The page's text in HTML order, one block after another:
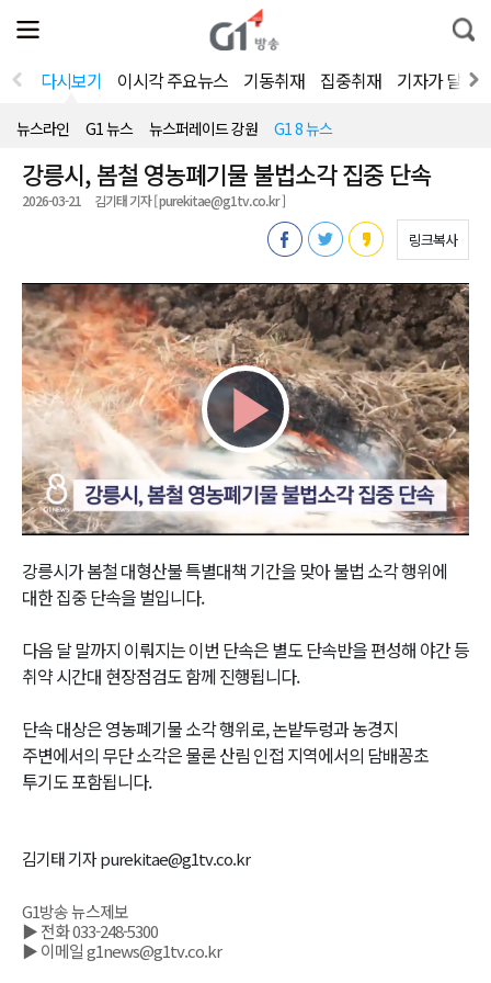
전
체
뉴
열
통
합
색
다시보기 이시각 주요뉴스 기동취재 집중취재 기자가 달려
뉴스라인 G1 뉴스 뉴스퍼레이드 강원 G1 8 뉴스
강릉시, 봄철 영농폐기물 불법소각 집중 단속
2026-03-21 김기태 기자 [ purekitae@g1tv.co.kr ]
링크복사
Play
Video
강릉시가 봄철 대형산불 특별대책 기간을 맞아 불법 소각 행위에
대한 집중 단속을 벌입니다.
다음 달 말까지 이뤄지는 이번 단속은 별도 단속반을 편성해 야간 등
취약 시간대 현장점검도 함께 진행됩니다.
단속 대상은 영농폐기물 소각 행위로, 논밭두렁과 농경지
주변에서의 무단 소각은 물론 산림 인접 지역에서의 담배꽁초
투기도 포함됩니다.
김기태 기자 purekitae@g1tv.co.kr
G1방송 뉴스제보
▶ 전화 033-248-5300
▶ 이메일 g1news@g1tv.co.kr